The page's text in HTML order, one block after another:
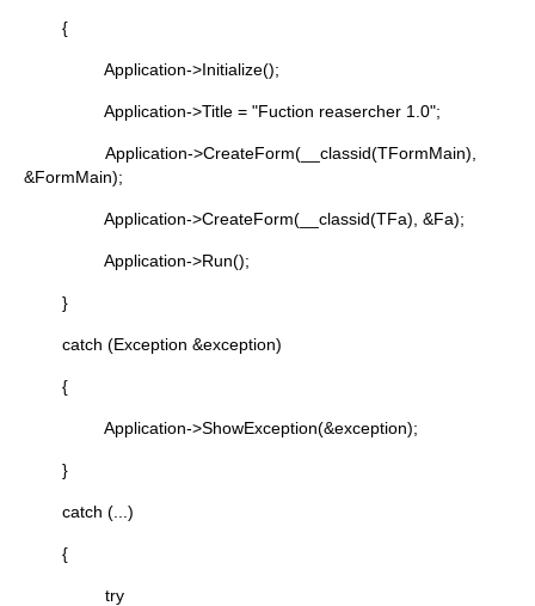
{
Application->Initialize();
Application->Title = "Fuction reasercher 1.0";
Application->CreateForm(__classid(TFormMain),
&FormMain);
Application->CreateForm(__classid(TFa), &Fa);
Application->Run();
}
catch (Exception &exception)
{
Application->ShowException(&exception);
}
catch (...)
{
try